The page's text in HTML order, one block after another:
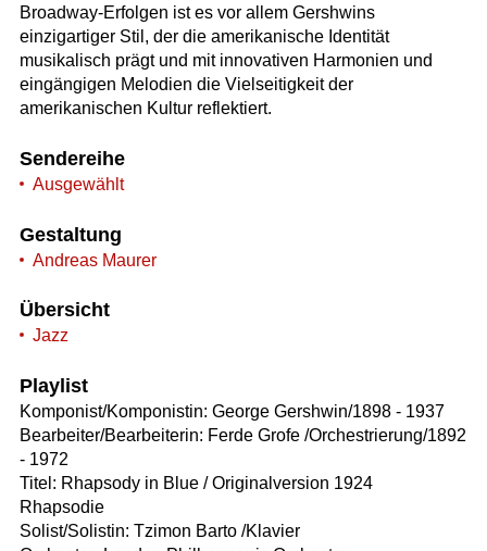
Broadway-Erfolgen ist es vor allem Gershwins
einzigartiger Stil, der die amerikanische Identität
musikalisch prägt und mit innovativen Harmonien und
eingängigen Melodien die Vielseitigkeit der
amerikanischen Kultur reflektiert.
Sendereihe
Ausgewählt
Gestaltung
Andreas Maurer
Übersicht
Jazz
Playlist
Komponist/Komponistin: George Gershwin/1898 - 1937
Bearbeiter/Bearbeiterin: Ferde Grofe /Orchestrierung/1892
- 1972
Titel: Rhapsody in Blue / Originalversion 1924
Rhapsodie
Solist/Solistin: Tzimon Barto /Klavier